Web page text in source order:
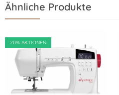
Ähnliche Produkte
20% AKTIONEN